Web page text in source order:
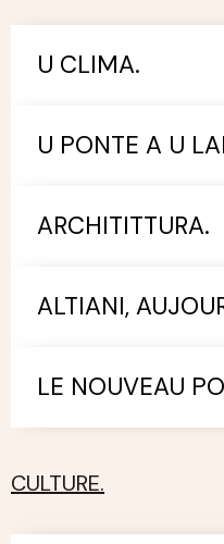
U CLIMA.
U PONTE A U
ARCHITITTURA.
ALTIANI,
LE NOUVEAU
CULTURE.